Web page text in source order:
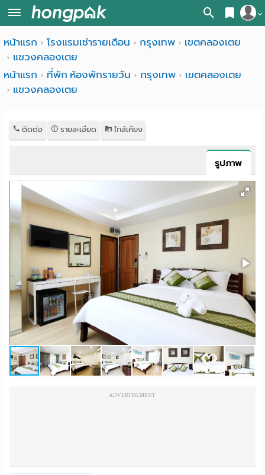
สมัครสมาชิก
หน้า
ค้นหา
ค้นจากสถานีรถไฟฟ้า
ค้นจากสถานศึกษา
ค้นจากแผนที่
ค้นแบบละเอียด
พาร์
เม้น
ท์
ห้อง
ราย
เดือน
ห้อง
พัก
ราย
หน้าแรก โรงแรมเช่ารายเดือน กรุงเทพ
เขตคลองเตย
แขวงคลองเตย
หน้าแรก
ที่พัก ห้องพักรายวัน กรุงเทพ
เขตคลองเตย
แขวงคลองเตย
ติดต่อ รายละเอียด ใกล้เคียง
รูปภาพ
ADVERTISEMENT